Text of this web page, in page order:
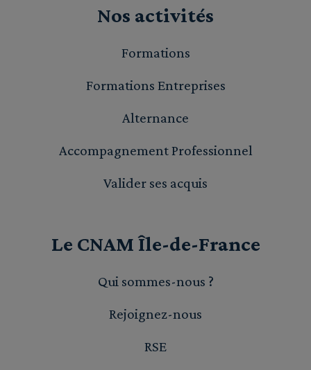
Nos activités
Formations
Formations Entreprises
Alternance
Accompagnement Professionnel
Valider ses acquis
Le CNAM Île-de-France
Qui sommes-nous ?
Rejoignez-nous
RSE